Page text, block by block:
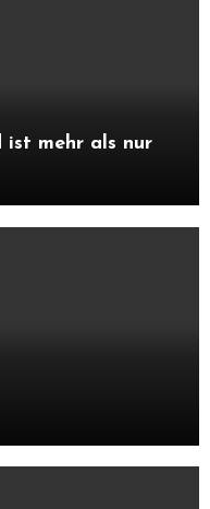
ist mehr als nur